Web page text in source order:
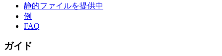
静的ファイルを提供中
例
FAQ
ガイド